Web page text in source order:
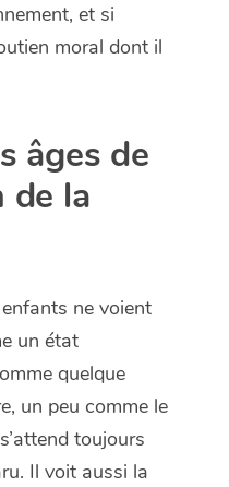
et si
moral dont il
âges de
de la
ne voient
un état
quelque
un peu comme le
toujours
Il voit aussi la